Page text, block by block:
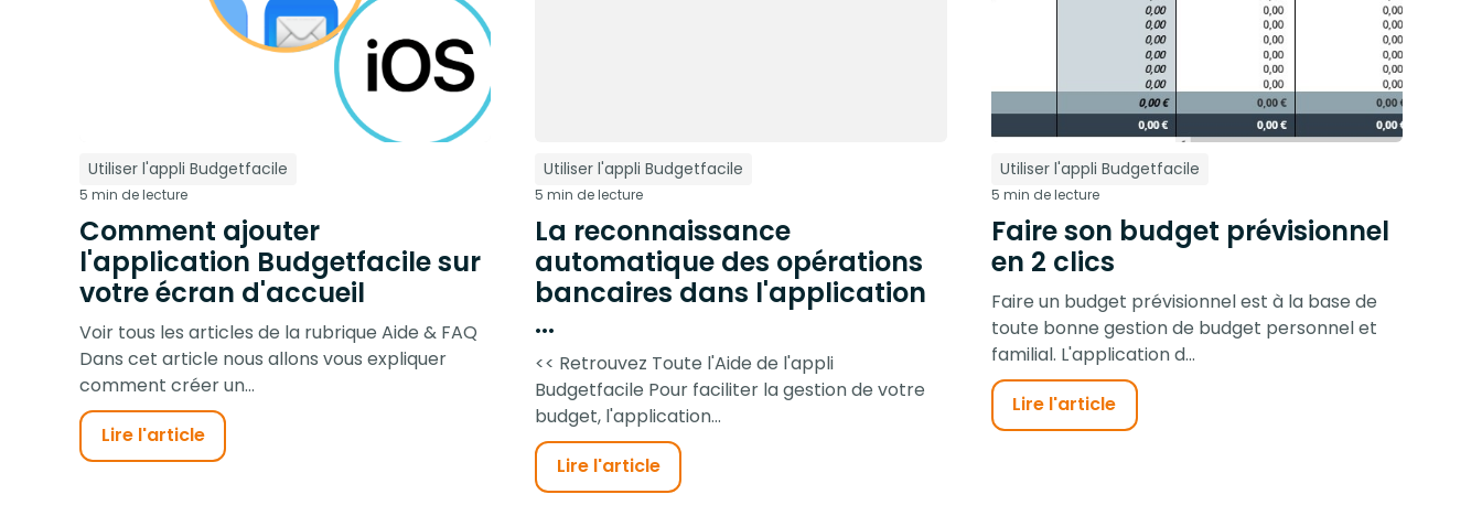
Utiliser l'appli Budgetfacile
5 min de lecture
Comment ajouter
l'application Budgetfacile sur
votre écran d'accueil
Voir tous les articles de la rubrique Aide & FAQ
Dans cet article nous allons vous expliquer
comment créer un...
Lire l'article
Utiliser l'appli Budgetfacile
5 min de lecture
La reconnaissance
automatique des opérations
bancaires dans l'application
...
<< Retrouvez Toute l'Aide de l'appli
Budgetfacile Pour faciliter la gestion de votre
budget, l'application...
Lire l'article
Utiliser l'appli Budgetfacile
5 min de lecture
Faire son budget prévisionnel
en 2 clics
Faire un budget prévisionnel est à la base de
toute bonne gestion de budget personnel et
familial. L'application d...
Lire l'article